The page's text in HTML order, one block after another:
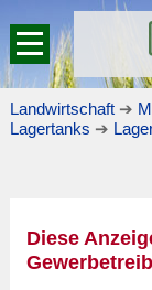
Landwirtschaft ➔
Lagertanks ➔
Diese